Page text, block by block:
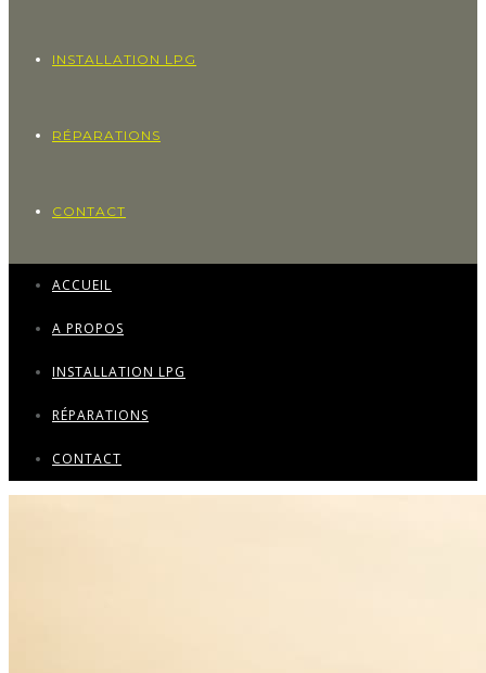
INSTALLATION LPG
RÉPARATIONS
CONTACT
ACCUEIL
A PROPOS
INSTALLATION LPG
RÉPARATIONS
CONTACT